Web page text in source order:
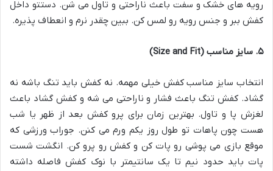
رویه های خشک و سفت باعث ناراحتی و تاول می شن. دستتو داخل
کفش ببر و جنس رویه رو لمس کن. ببین چقدر نرم و انعطاف پذیره.
۵. سایز مناسب (Size and Fit)
انتخاب سایز مناسب کفش خیلی مهمه. نه کفش باید تنگ باشه نه
گشاد. کفش تنگ باعث فشار و ناراحتی می شه و کفش گشاد باعث
لغزش پا و تاول. بهترین زمان برای پرو کفش بعد از ظهر یا شب
هست چون پاهات تو طول روز یکم ورم می کنن. جوراب ورزشی که
موقع بازی می پوشی رو پات کن و کفش رو پرو کن. انگشت شست
پات باید حدود نیم تا یک سانتیمتر با نوک کفش فاصله داشته